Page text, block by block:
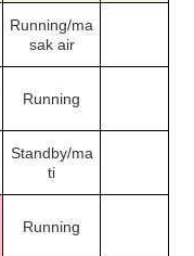
Running/ma
sak air
Running
Standby/ma
ti
Running